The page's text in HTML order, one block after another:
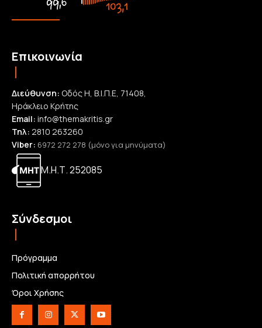
Επικοινωνία
Διεύθυνση: Οδός Η, Β.Ι.Π.Ε, 71408,
Ηράκλειο Κρήτης
Email: info@themakritis.gr
Τηλ: 2810 263260
Viber: 6972 272 278 (μόνο για μηνύματα)
Μ.Η.Τ. 252085
Σύνδεσμοι
Πρόγραμμα
Πολιτική απορρήτου
Όροι Χρήσης